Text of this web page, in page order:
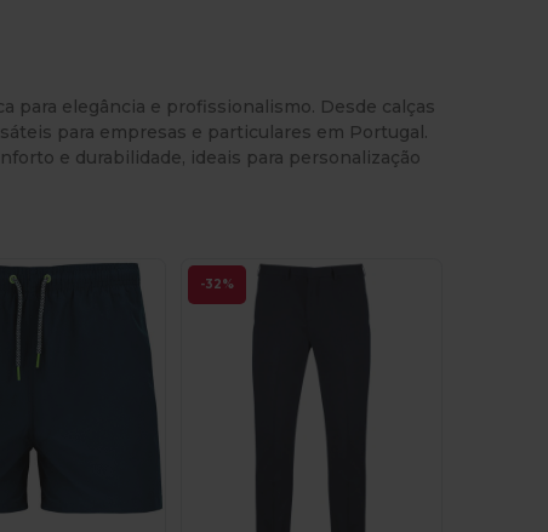
para elegância e profissionalismo. Desde calças
para empresas e particulares em Portugal.
e durabilidade, ideais para personalização
-32%